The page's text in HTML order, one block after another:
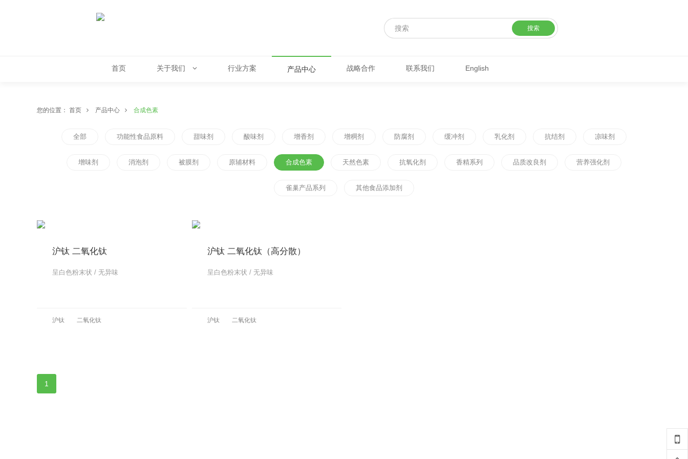
搜索
首页 关于我们 行业方案 产品中心 战略合作 联系我们 English
您的位置： 首页 产品中心 合成色素
全部 功能性食品原料 甜味剂 酸味剂 增香剂 增稠剂 防腐剂 缓冲剂 乳化剂 抗结剂 凉味剂
增味剂 消泡剂 被膜剂 原辅材料 合成色素 天然色素 抗氧化剂 香精系列 品质改良剂 营养强化剂
雀巢产品系列 其他食品添加剂
沪钛 二氧化钛
呈白色粉末状 / 无异味
沪钛 二氧化钛
沪钛 二氧化钛（高分散）
呈白色粉末状 / 无异味
沪钛 二氧化钛
1